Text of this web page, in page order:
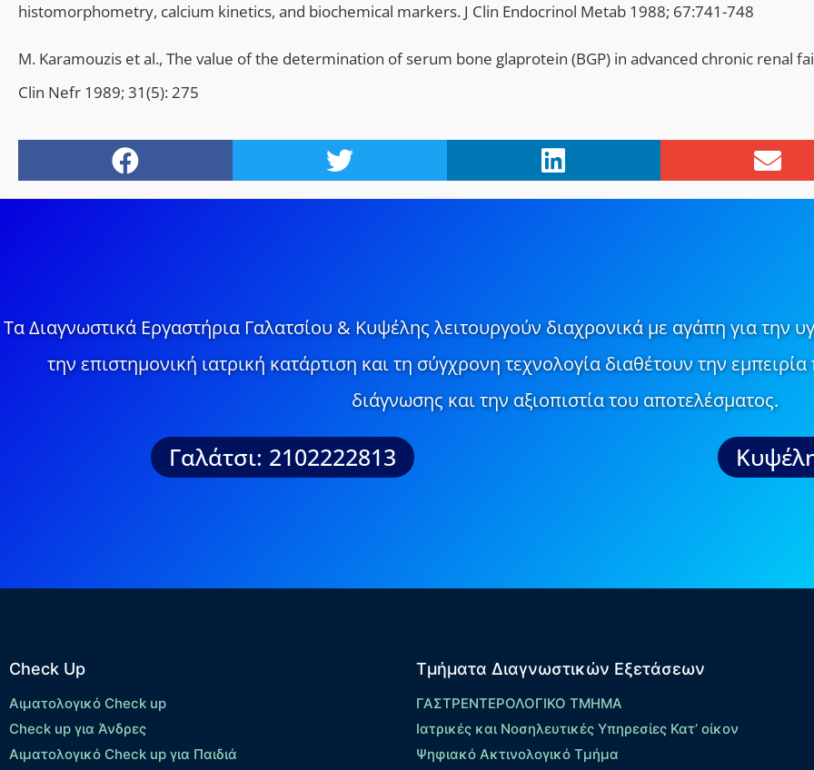
histomorphometry, calcium kinetics, and biochemical markers. J Clin Endocrinol Metab 1988; 67:741-748
Μ. Karamouzis et al., The value of the determination of serum bone glaprotein (BGP) in advanced chronic renal
Clin Nefr 1989; 31(5): 275
Τα Διαγνωστικά Εργαστήρια Γαλατσίου & Κυψέλης λειτουργούν διαχρονικά με αγάπη για την
την επιστημονική ιατρική κατάρτιση και τη σύγχρονη τεχνολογία διαθέτουν την
διάγνωσης και την αξιοπιστία του αποτελέσματος.
Γαλάτσι: 2102222813
Check Up
Αιματολογικό Check up
Check up για Άνδρες
Αιματολογικό Check up για Παιδιά
Τμήματα Διαγνωστικών Εξετάσεων
ΓΑΣΤΡΕΝΤΕΡΟΛΟΓΙΚΟ ΤΜΗΜΑ
Ιατρικές και Νοσηλευτικές Υπηρεσίες Κατ’ οίκον
Ψηφιακό Ακτινολογικό Τμήμα